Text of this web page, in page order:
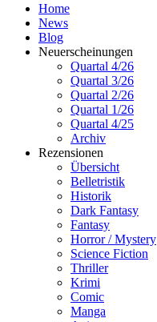
Home
News
Blog
Neuerscheinungen
Quartal 4/26
Quartal 3/26
Quartal 2/26
Quartal 1/26
Quartal 4/25
Archiv
Rezensionen
Übersicht
Belletristik
Historik
Dark Fantasy
Fantasy
Horror / Mystery
Science Fiction
Thriller
Krimi
Comic
Manga